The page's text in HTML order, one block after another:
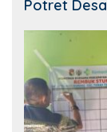
Potret Desa